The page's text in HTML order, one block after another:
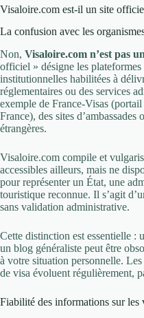
Visaloire.com est-il un site
La confusion avec les
Non, Visaloire.com n’est pas
officiel » désigne les plateformes
institutionnelles habilitées à
réglementaires ou des services
exemple de France-Visas
France), des sites
étrangères.
Visaloire.com compile et
accessibles ailleurs, mais ne
pour représenter un État, une
touristique reconnue. Il s’agit
sans validation administrative.
Cette distinction est essentielle :
un blog généraliste peut être
à votre situation personnelle.
de visa évoluent régulièrement,
Fiabilité des informations sur les